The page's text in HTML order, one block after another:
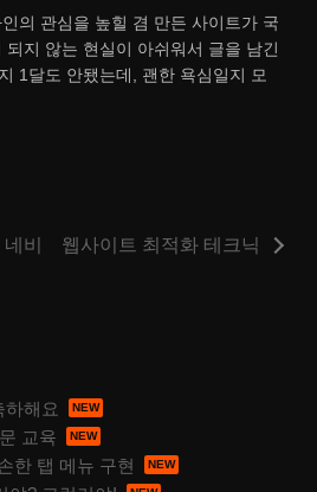
의 관심을 높힐 겸 만든 사이트가 국
지 않는 현실이 아쉬워서 글을 남긴
1달도 안됐는데, 괜한 욕심일지 모
비
웹사이트 최적화 테크닉
하해요
교육
한 탭 메뉴 구현